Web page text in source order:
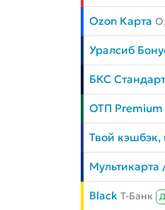
Ozon Карта
Уралсиб
БКС
ОТП Premium
Твой
Мультикарта
Black Т-Банк